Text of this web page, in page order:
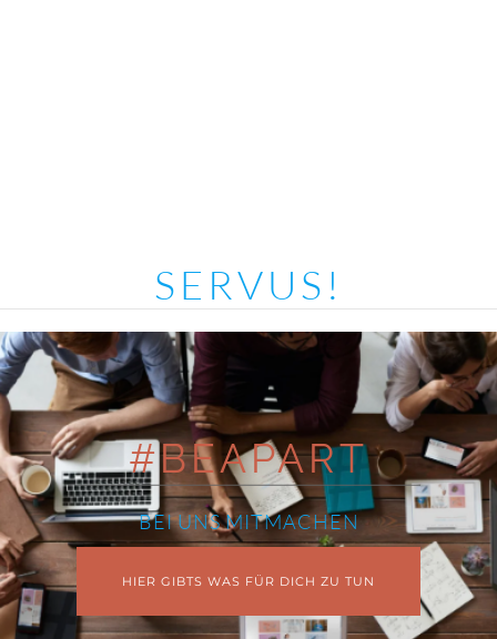
SERVUS!
#BEAPART
BEI UNS MITMACHEN
HIER GIBTS WAS FÜR DICH ZU TUN